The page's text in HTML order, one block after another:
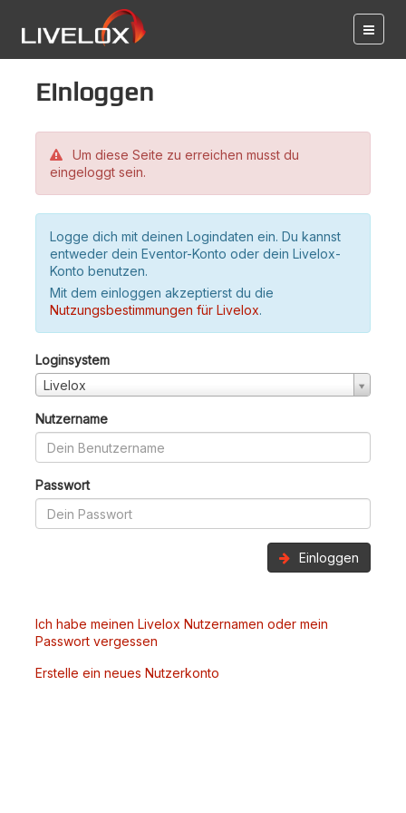
Einloggen
Um diese Seite zu erreichen musst du
eingeloggt sein.
Logge dich mit deinen Logindaten ein. Du kannst
entweder dein Eventor-Konto oder dein Livelox-
Konto benutzen.
Mit dem einloggen akzeptierst du die
Nutzungsbestimmungen für Livelox.
Loginsystem
Livelox
Nutzername
Passwort
Einloggen
Ich habe meinen Livelox Nutzernamen oder mein
Passwort vergessen
Erstelle ein neues Nutzerkonto